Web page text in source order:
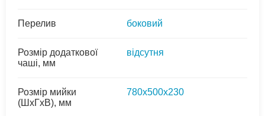
Перелив боковий
Розмір додаткової
чаші, мм
відсутня
Розмір мийки
(ШхГхВ), мм
780х500х230